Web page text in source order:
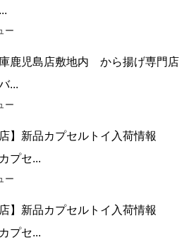
ー
鹿児島店敷地内 から揚げ専門店
...
ー
店】新品カプセルトイ入荷情報
プセ...
ー
店】新品カプセルトイ入荷情報
プセ...